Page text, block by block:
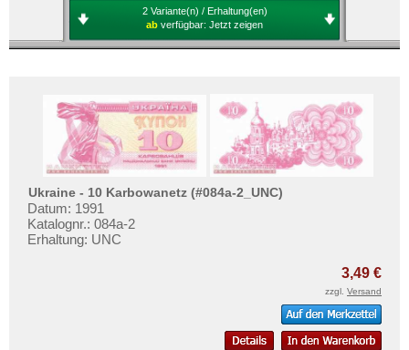
2 Variante(n) / Erhaltung(en)
ab verfügbar: Jetzt zeigen
Ukraine - 10 Karbowanetz (#084a-2_UNC)
Datum: 1991
Katalognr.: 084a-2
Erhaltung: UNC
3,49 €
zzgl. Versand